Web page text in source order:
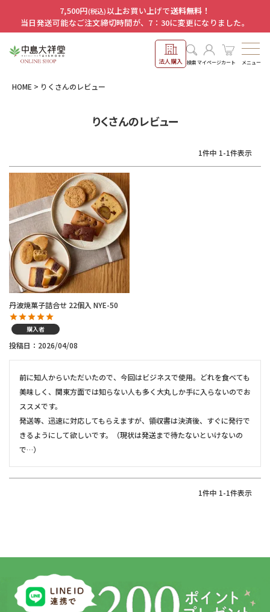
7,500円(税込)以上お買い上げで送料無料！
当日発送可能なご注文締切時間が、7：30に変更になりました。
法人購入 検索マイページカート メニュー
HOME りくさんのレビュー
りくさんのレビュー
1件中 1-1件表示
丹波焼菓子詰合せ 22個入 NYE-50
購入者
投稿日 2026/04/08
前に知人からいただいたので、今回はビジネスで使用。どれを食べても
美味しく、関東方面では知らない人も多く大丸しか手に入らないのでお
ススメです。
発送等、迅速に対応してもらえますが、領収書は決済後、すぐに発行で
きるようにして欲しいです。（現状は発送まで待たないといけないの
で…）
1件中 1-1件表示